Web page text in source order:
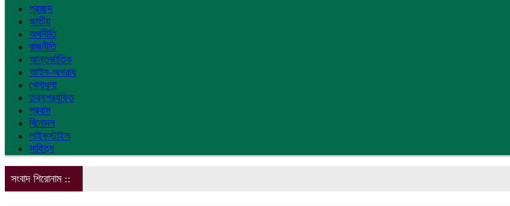
প্রচ্ছদ
জাতীয়
অর্থনীতি
রাজনীতি
আন্তর্জাতিক
আইন-অপরাধ
খেলাধুলা
তথ্যপ্রযুক্তি
প্রবাস
বিনোদন
লাইফস্টাইল
সাহিত্য
সংবাদ শিরোনাম ::